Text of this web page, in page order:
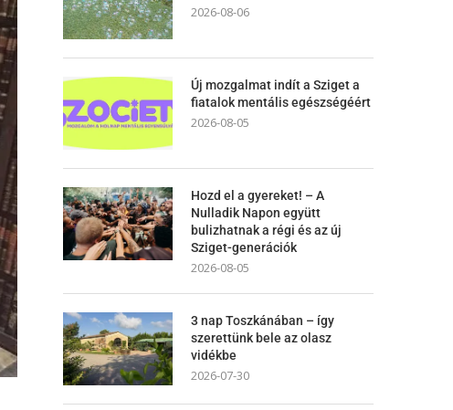
2026-08-06
Új mozgalmat indít a Sziget a
fiatalok mentális egészségéért
2026-08-05
Hozd el a gyereket! – A
Nulladik Napon együtt
bulizhatnak a régi és az új
Sziget-generációk
2026-08-05
3 nap Toszkánában – így
szerettünk bele az olasz
vidékbe
2026-07-30